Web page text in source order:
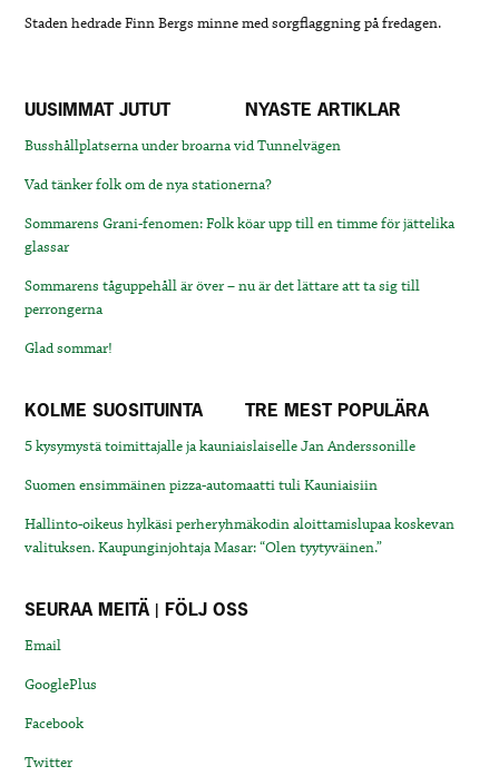
Staden hedrade Finn Bergs minne med sorgflaggning på fredagen.
UUSIMMAT JUTUT NYASTE ARTIKLAR
Busshållplatserna under broarna vid Tunnelvägen
Vad tänker folk om de nya stationerna?
Sommarens Grani-fenomen: Folk köar upp till en timme för jättelika
glassar
Sommarens tåguppehåll är över – nu är det lättare att ta sig till
perrongerna
Glad sommar!
KOLME SUOSITUINTA TRE MEST POPULÄRA
5 kysymystä toimittajalle ja kauniaislaiselle Jan Anderssonille
Suomen ensimmäinen pizza-automaatti tuli Kauniaisiin
Hallinto-oikeus hylkäsi perheryhmäkodin aloittamislupaa koskevan
valituksen. Kaupunginjohtaja Masar: “Olen tyytyväinen.”
SEURAA MEITÄ | FÖLJ OSS
Email
GooglePlus
Facebook
Twitter